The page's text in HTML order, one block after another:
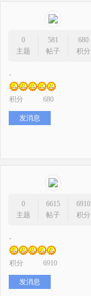
0
主题
581
帖子
680
积分
积分 680
发消息
0
主题
6615
帖子
6910
积分
积分 6910
发消息